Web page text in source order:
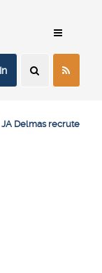
JA Delmas recrute